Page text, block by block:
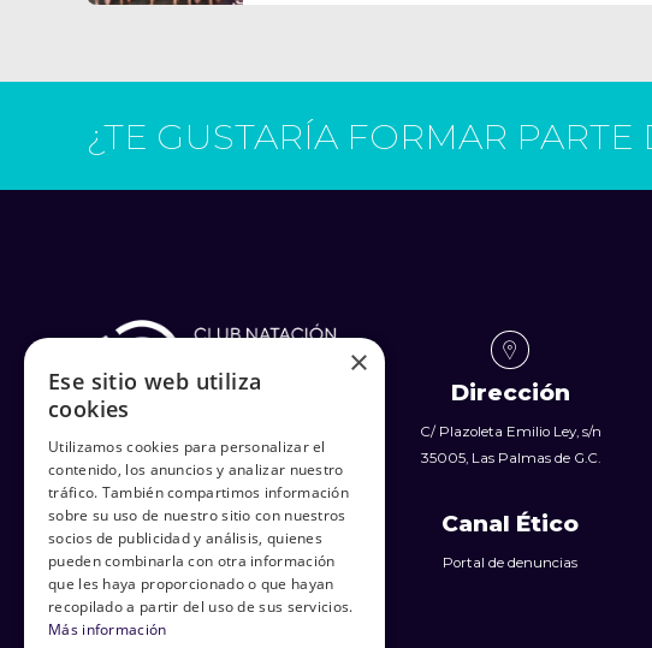
¿TE GUSTARÍA FORMAR PARTE
Dirección
C/ Plazoleta Emilio Ley, s/n
35005, Las Palmas de G.C.
Canal Ético
Portal de denuncias
×
Ese sitio web utiliza
cookies
Utilizamos cookies para personalizar el
contenido, los anuncios y analizar nuestro
tráfico. También compartimos información
sobre su uso de nuestro sitio con nuestros
socios de publicidad y análisis, quienes
pueden combinarla con otra información
que les haya proporcionado o que hayan
recopilado a partir del uso de sus servicios.
Más información